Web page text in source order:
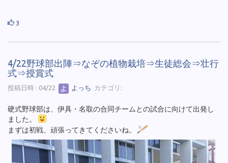
3
4/22野球部出陣⇒なぞの植物栽培⇒生徒総会⇒壮行
式⇒授賞式
投稿日時 : 04/22 よっち カテゴリ:
硬式野球部は、伊具・名取の合同チームとの試合に向けて出発し
ました。
まずは初戦、頑張ってきてくださいね。